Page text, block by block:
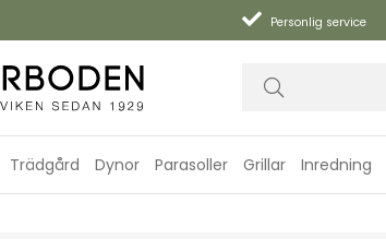
Personlig service
Trädgård Dynor Parasoller Grillar Inredning